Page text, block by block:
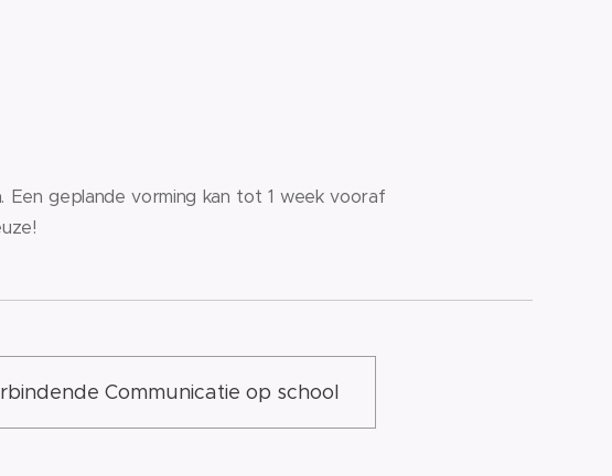
Een geplande vorming kan tot 1 week vooraf
Communicatie op school